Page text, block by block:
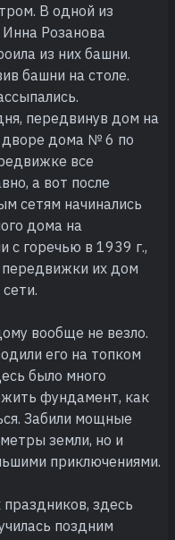
В одной из
Розанова
из них башни.
башни на столе.
передвинув дом на
дворе дома № 6 по
все
а вот после
сетям начинались
дома на
с горечью в 1939 г.,
передвижки их дом
вообще не везло.
его на топком
было много
фундамент, как
Забили мощные
земли, но и
приключениями.
праздников, здесь
поздним